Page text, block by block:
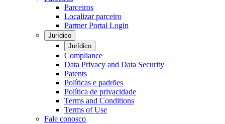
Parceiros
Localizar parceiro
Partner Portal Login
Jurídico
Jurídico
Compliance
Data Privacy and Data Security
Patents
Políticas e padrões
Política de privacidade
Terms and Conditions
Terms of Use
Fale conosco